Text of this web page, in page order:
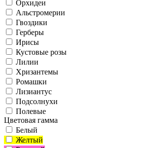
Орхидеи
Альстромерии
Гвоздики
Герберы
Ирисы
Кустовые розы
Лилии
Хризантемы
Ромашки
Лизиантус
Подсолнухи
Полевые
Цветовая гамма
Белый
Желтый